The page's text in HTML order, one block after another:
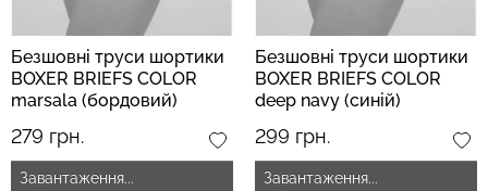
Безшовні труси шортики
BOXER BRIEFS COLOR
marsala (бордовий)
279 грн.
Завантаження...
Безшовні труси шортики
BOXER BRIEFS COLOR
deep navy (синій)
299 грн.
Завантаження...